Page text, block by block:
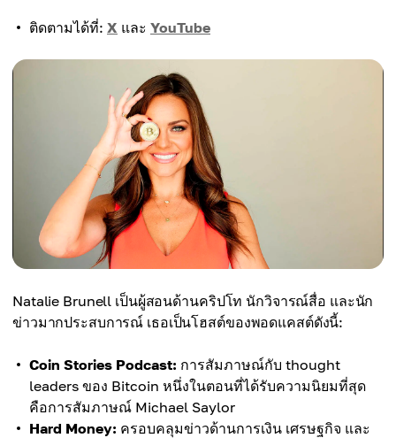
ติดตามได้ที่: X และ YouTube
Natalie Brunell เป็นผู้สอนด้านคริปโท นักวิจารณ์สื่อ และนัก
ข่าวมากประสบการณ์ เธอเป็นโฮสต์ของพอดแคสต์ดังนี้:
Coin Stories Podcast: การสัมภาษณ์กับ thought
leaders ของ Bitcoin หนึ่งในตอนที่ได้รับความนิยมที่สุด
คือการสัมภาษณ์ Michael Saylor
Hard Money: ครอบคลุมข่าวด้านการเงิน เศรษฐกิจ และ